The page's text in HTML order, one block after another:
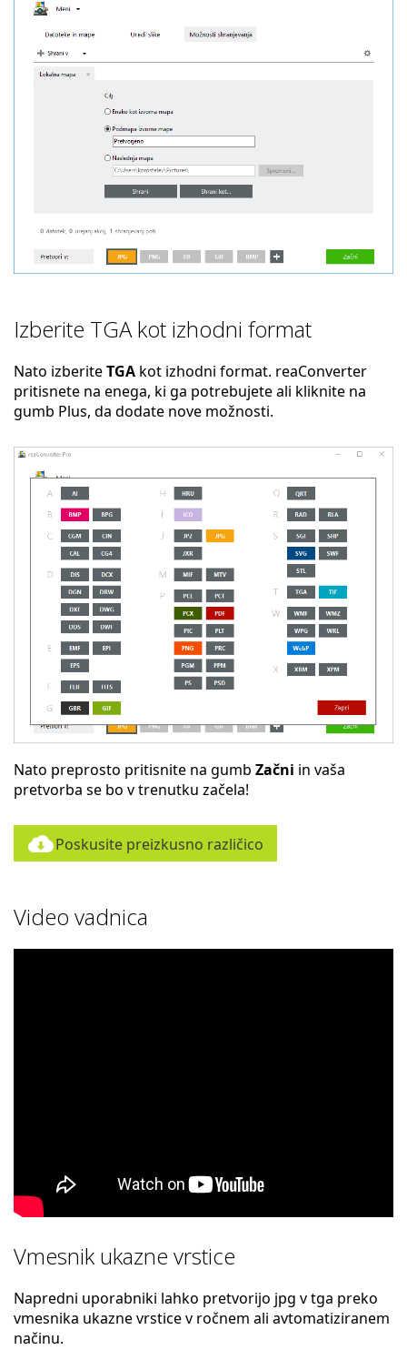
Izberite TGA kot izhodni format
Nato izberiteTGA kot izhodni format. reaConverter
pritisnete na enega, ki ga potrebujete ali kliknite na
gumb Plus, da dodate nove možnosti.
Nato preprosto pritisnite na gumb Začni in vaša
pretvorba se bo v trenutku začela!
Poskusite preizkusno različico
Video vadnica
Vmesnik ukazne vrstice
Napredni uporabniki lahko pretvorijo jpg v tga preko
vmesnika ukazne vrstice v ročnem ali avtomatiziranem
načinu.